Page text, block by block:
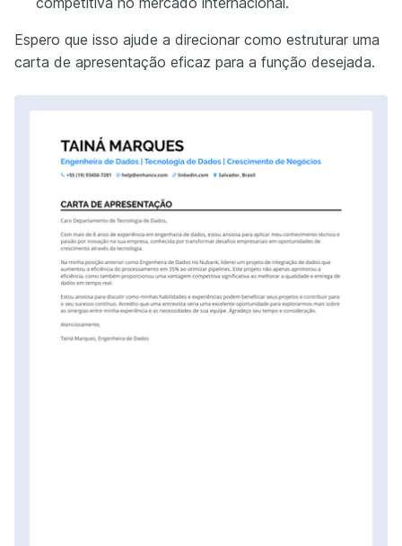
Espero que isso ajude a direcionar como estruturar uma
carta de apresentação eficaz para a função desejada.